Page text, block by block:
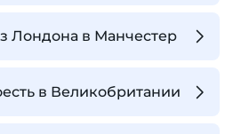
Лондона в Манчестер
в Великобритании